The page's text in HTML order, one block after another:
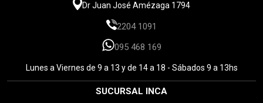
Dr Juan José Amézaga 1794
2204 1091
095 468 169
Lunes a Viernes de 9 a 13 y de 14 a 18 - Sábados 9 a 13hs
SUCURSAL INCA